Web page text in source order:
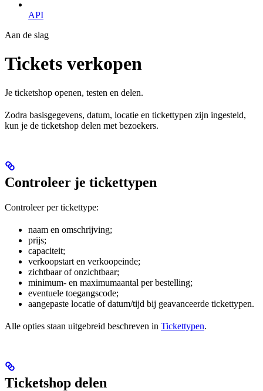
API
Aan de slag
Tickets verkopen
Je ticketshop openen, testen en delen.
Zodra basisgegevens, datum, locatie en tickettypen zijn ingesteld,
kun je de ticketshop delen met bezoekers.
Controleer je tickettypen
Controleer per tickettype:
naam en omschrijving;
prijs;
capaciteit;
verkoopstart en verkoopeinde;
zichtbaar of onzichtbaar;
minimum- en maximumaantal per bestelling;
eventuele toegangscode;
aangepaste locatie of datum/tijd bij geavanceerde tickettypen.
Alle opties staan uitgebreid beschreven in Tickettypen.
Ticketshop delen